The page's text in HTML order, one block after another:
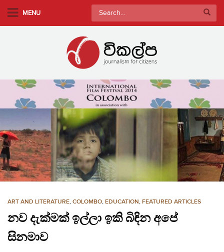
m
i
c
o
n
t
e
MENU
Search
for:
ART AND LITERATURE, COLOMBO, EDUCATION, FEATURED ARTICLES
නව දැක්මක් ඉල්ලා ඉකි බිඳින අපේ
සිනමාව